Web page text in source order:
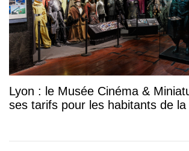
Lyon : le Musée Cinéma &
ses tarifs pour les habitants de